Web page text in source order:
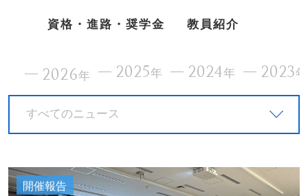
資格・進路・奨学金 教員紹介
2026年 2025年 2024年 2023年
すべてのニュース
開催報告